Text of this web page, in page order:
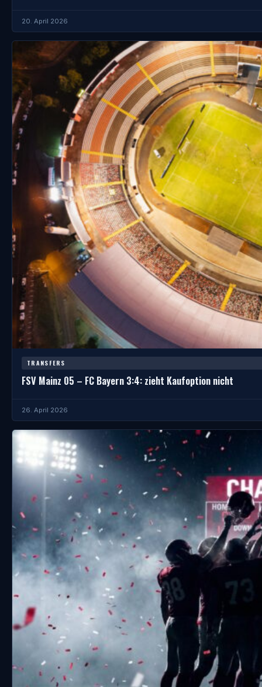
20. April 2026
TRANSFERS
FSV Mainz 05 – FC Bayern 3:4: zieht Kaufoption nicht
26. April 2026